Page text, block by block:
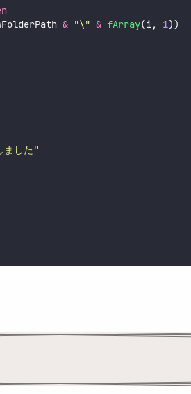
& "\" & fArray(i, 1))
ました "